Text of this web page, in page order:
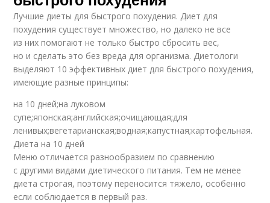
Лучшие диеты для быстрого похудения. Диет для
похудения существует множество, но далеко не все
из них помогают не только быстро сбросить вес,
но и сделать это без вреда для организма. Диетологи
выделяют 10 эффективных диет для быстрого похудения,
имеющие разные принципы:
на 10 дней;на луковом
супе;японская;английская;очищающая;для
ленивых;вегетарианская;водная;капустная;картофельная.
Диета на 10 дней
Меню отличается разнообразием по сравнению
с другими видами диетического питания. Тем не менее
диета строгая, поэтому переносится тяжело, особенно
если соблюдается в первый раз.